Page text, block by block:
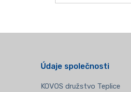
Údaje společnosti
KOVOS družstvo Teplice